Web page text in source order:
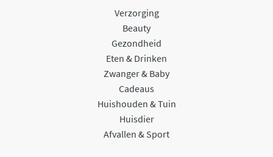
Verzorging
Beauty
Gezondheid
Eten & Drinken
Zwanger & Baby
Cadeaus
Huishouden & Tuin
Huisdier
Afvallen & Sport